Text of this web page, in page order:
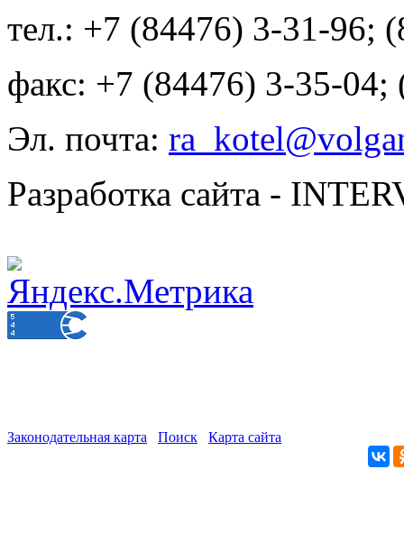
тел.: +7 (84476) 3-31-96;
факс: +7 (84476) 3-35-04;
Эл. почта:
Разработка сайта -
Законодательная карта Поиск Карта сайта